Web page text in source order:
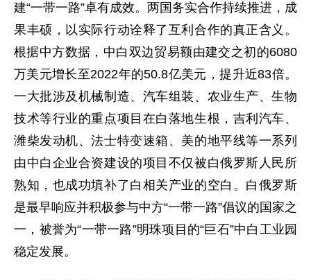
建“一带一路”卓有成效。两国务实合作持续推进，成
果丰硕，以实际行动诠释了互利合作的真正含义。
根据中方数据，中白双边贸易额由建交之初的6080
万美元增长至2022年的50.8亿美元，提升近83倍。
一大批涉及机械制造、汽车组装、农业生产、生物
技术等行业的重点项目在白落地生根，吉利汽车、
潍柴发动机、法士特变速箱、美的地平线等一系列
由中白企业合资建设的项目不仅被白俄罗斯人民所
熟知，也成功填补了白相关产业的空白。白俄罗斯
是最早响应并积极参与中方“一带一路”倡议的国家之
一，被誉为“一带一路”明珠项目的“巨石”中白工业园
稳定发展。